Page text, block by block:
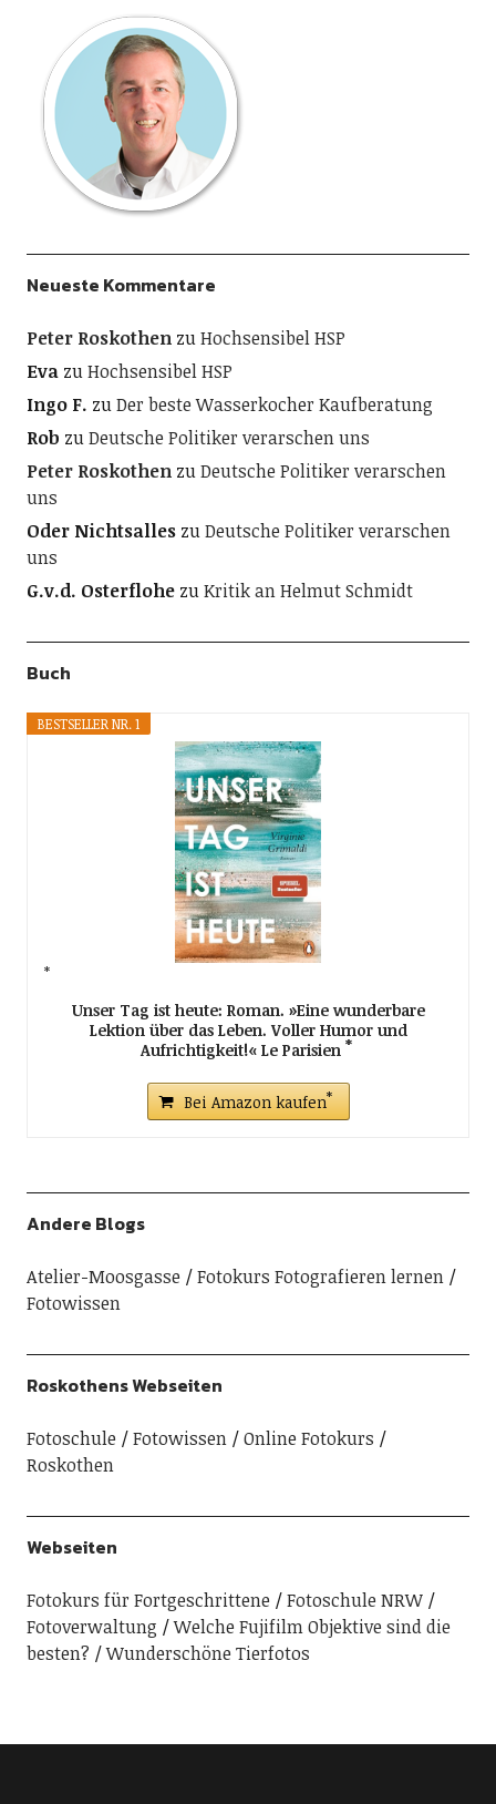
Neueste Kommentare
Peter RoskothenzuHochsensibel HSP
EvazuHochsensibel HSP
Ingo F. zuDer beste Wasserkocher Kaufberatung
Rob zuDeutsche Politiker verarschen uns
Peter RoskothenzuDeutsche Politiker verarschen
uns
Oder NichtsalleszuDeutsche Politiker verarschen
uns
G.v.d. OsterflohezuKritik an Helmut Schmidt
Buch
BESTSELLER NR. 1
Unser Tag ist heute: Roman. »Eine wunderbare
Lektion über das Leben. Voller Humor und
Aufrichtigkeit!« Le Parisien
Bei Amazon kaufen
Andere Blogs
Atelier-Moosgasse
Fotokurs Fotografieren lernen
Fotowissen
Roskothens Webseiten
Fotoschule Fotowissen
Online Fotokurs
Roskothen
Webseiten
Fotokurs für Fortgeschrittene
Fotoschule NRW
Fotoverwaltung
Welche Fujifilm Objektive sind die
besten?
Wunderschöne Tierfotos